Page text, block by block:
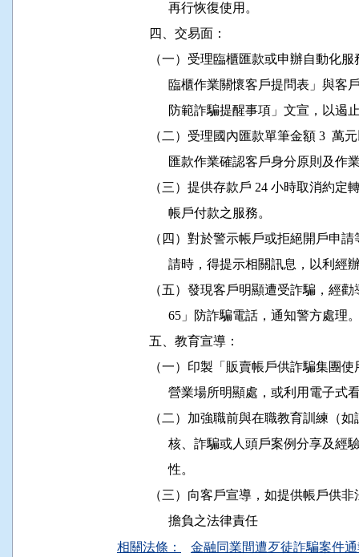
                再行恢復使用。
          四、交易面：
（一）受理臨櫃匯款或申辦自動
臨櫃作業關懷客戶提問表」
防範詐騙提醒事項」文宣，以
（二）受理國內匯款單筆金額 3
匯款作業確認客戶身分原則
（三）提供存款戶 24 小時取消
                帳戶付款之服務。
（四）對於警示帳戶或拒絕開戶
請時，得提示相關訊息，以
（五）發現客戶明顯遭受詐騙，
65」防詐騙電話，通知警方處理
          五、教育宣導：
（一）印製「販賣帳戶供詐騙集
營業場所明顯處，或利用電
（二）加強職前與在職教育訓練
核、詐騙或人頭戶案例分享
                性。
（三）向客戶宣導，如提供帳戶
相關法條：
金融同業間遭歹徒詐騙案件